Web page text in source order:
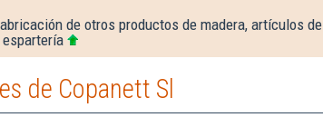
de otros productos de madera, artículos de
de Copanett Sl